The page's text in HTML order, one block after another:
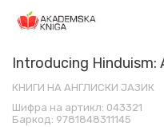
Introducing Hinduism:
КНИГИ НА АНГЛИСКИ ЈАЗИК
Шифра на артикл: 043321
Баркод: 9781848311145